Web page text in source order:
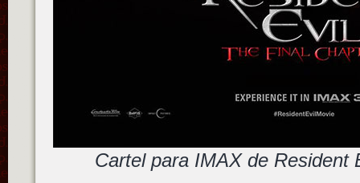
Cartel para IMAX de Resident